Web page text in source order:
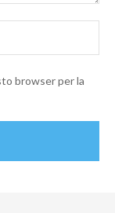
browser per la